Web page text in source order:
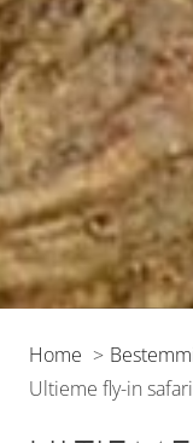
Home
Ultieme fly-in